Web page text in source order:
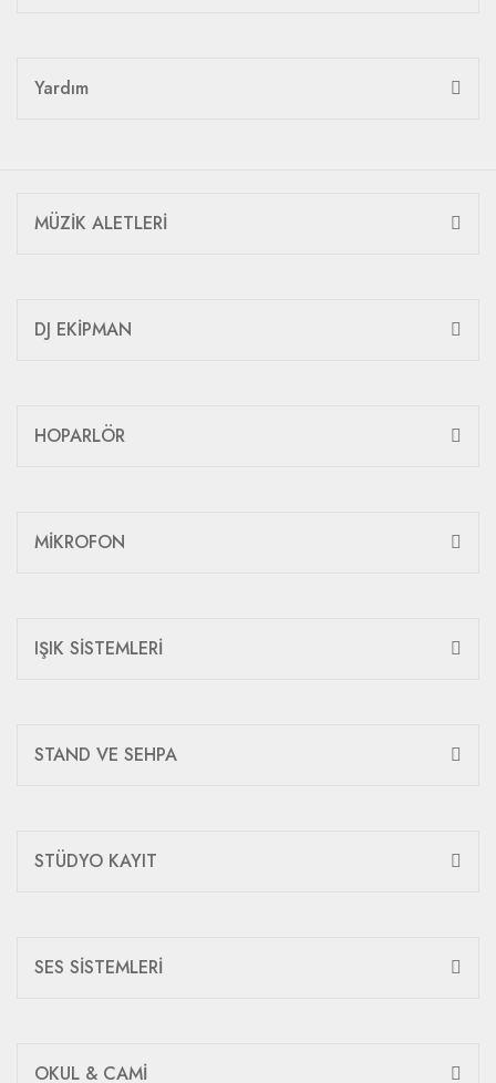
Yardım
MÜZİK ALETLERİ
DJ EKİPMAN
HOPARLÖR
MİKROFON
IŞIK SİSTEMLERİ
STAND VE SEHPA
STÜDYO KAYIT
SES SİSTEMLERİ
OKUL & CAMİ